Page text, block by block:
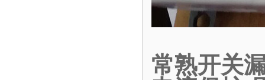
常熟开关